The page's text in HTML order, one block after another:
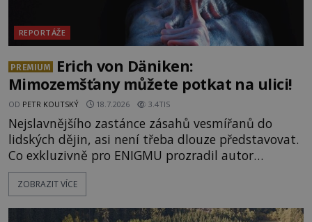
REPORTÁŽE
PREMIUM
Erich von Däniken:
Mimozemšťany můžete potkat na ulici!
OD PETR KOUTSKÝ 18.7.2026 3.4TIS
Nejslavnějšího zastánce zásahů vesmířanů do
lidských dějin, asi není třeba dlouze představovat.
Co exkluzivně pro ENIGMU prozradil autor
Vzpomínek na budoucnost, švýcarský badatel
Erich von Däniken? Orbitální stanice Viking 1
ZOBRAZIT VÍCE